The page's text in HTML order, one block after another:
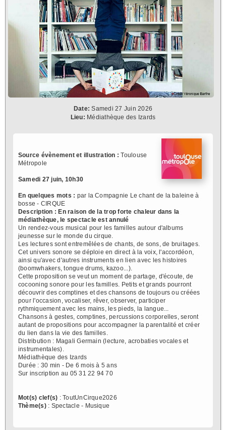
Date: Samedi 27 Juin 2026
Lieu: Médiathèque des Izards
Source évènement et illustration : Toulouse
Métropole
Samedi 27 juin, 10h30
En quelques mots : par la Compagnie Le chant de la baleine à
bosse - CIRQUE
Description : En raison de la trop forte chaleur dans la
médiathèque, le spectacle est annulé
Un rendez-vous musical pour les familles autour d'albums
jeunesse sur le monde du cirque.
Les lectures sont entremêlées de chants, de sons, de bruitages.
Cet univers sonore se déploie en direct à la voix, l'accordéon,
ainsi qu'avec d'autres instruments en lien avec les histoires
(boomwhakers, tongue drums, kazoo...).
Cette proposition se veut un moment de partage, d'écoute, de
cocooning sonore pour les familles. Petits et grands pourront
découvrir des comptines et des chansons de toujours ou créées
pour l'occasion, vocaliser, rêver, observer, participer
rythmiquement avec les mains, les pieds, la langue...
Chansons à gestes, comptines, percussions corporelles, seront
autant de propositions pour accompagner la parentalité et créer
du lien dans la vie des familles.
Distribution : Magali Germain (lecture, acrobaties vocales et
instrumentales).
Médiathèque des Izards
Durée : 30 min - De 6 mois à 5 ans
Sur inscription au 05 31 22 94 70
Mot(s) clef(s) : ToutUnCirque2026
Thème(s): Spectacle - Musique